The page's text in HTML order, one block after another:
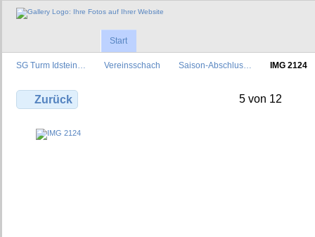
Start
SG Turm Idstein… Vereinsschach Saison-Abschlus… IMG 2124
Zurück 5 von 12